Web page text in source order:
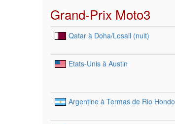
Grand-Prix Moto3
Qatar à Doha/Losail (nuit)
Etats-Unis à Austin
Argentine à Termas de Rio Hondo